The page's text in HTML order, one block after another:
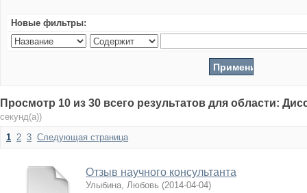
Новые фильтры:
Просмотр 10 из 30 всего результатов для области:
секунд(а))
1 2 3 Следующая страница
Отзыв научного консультанта
Улыбина, Любовь (2014-04-04)